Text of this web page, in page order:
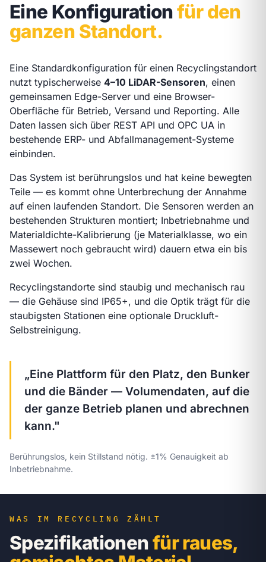
Eine Konfigurationfür den
ganzen Standort.
Eine Standardkonfiguration für einen Recyclingstandort
nutzt typischerweise 4–10 LiDAR-Sensoren, einen
gemeinsamen Edge-Server und eine Browser-
Oberfläche für Betrieb, Versand und Reporting. Alle
Daten lassen sich über REST API und OPC UA in
bestehende ERP- und Abfallmanagement-Systeme
einbinden.
Das System ist berührungslos und hat keine bewegten
Teile — es kommt ohne Unterbrechung der Annahme
auf einen laufenden Standort. Die Sensoren werden an
bestehenden Strukturen montiert; Inbetriebnahme und
Materialdichte-Kalibrierung (je Materialklasse, wo ein
Massewert noch gebraucht wird) dauern etwa ein bis
zwei Wochen.
Recyclingstandorte sind staubig und mechanisch rau
— die Gehäuse sind IP65+, und die Optik trägt für die
staubigsten Stationen eine optionale Druckluft-
Selbstreinigung.
„Eine Plattform für den Platz, den Bunker
und die Bänder — Volumendaten, auf die
der ganze Betrieb planen und abrechnen
kann."
Berührungslos, kein Stillstand nötig. ±1% Genauigkeit ab
Inbetriebnahme.
WAS IM RECYCLING ZÄHLT
Spezifikationenfür raues,